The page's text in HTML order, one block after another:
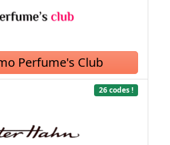
Perfume's Club
26 codes !